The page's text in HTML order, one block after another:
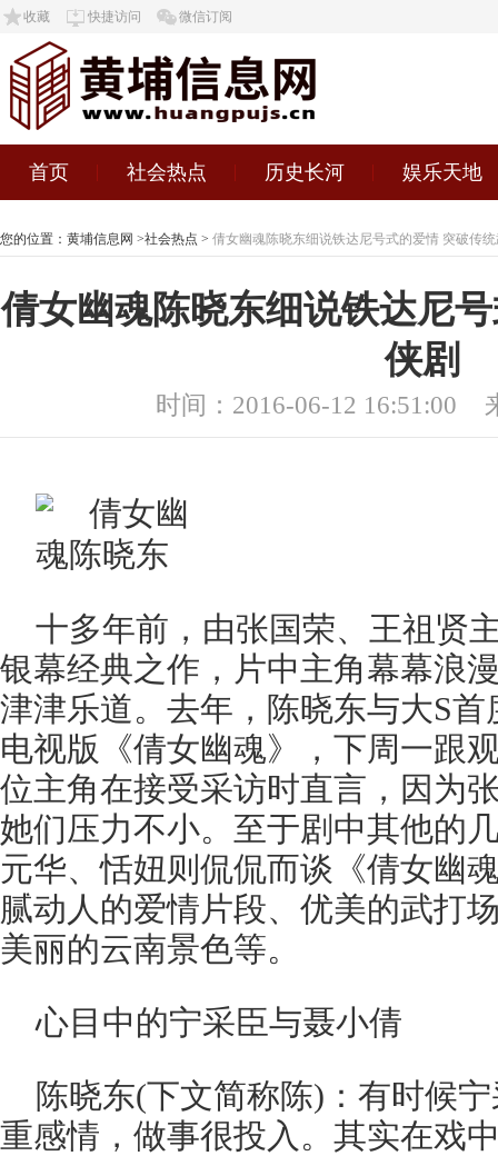
收藏 快捷访问 微信订阅
首页 社会热点 历史长河 娱乐天地
您的位置： 黄埔信息网 >社会热点 > 倩女幽魂陈晓东细说铁达尼号式的爱情 突破传
倩女幽魂陈晓东细说铁达尼
侠剧
时间：2016-06-12 16:51:00
十多年前，由张国荣、王祖贤
银幕经典之作，片中主角幕幕浪
津津乐道。去年，陈晓东与大S
电视版《倩女幽魂》，下周一跟
位主角在接受采访时直言，因为
她们压力不小。至于剧中其他的
元华、恬妞则侃侃而谈《倩女幽
腻动人的爱情片段、优美的武打
美丽的云南景色等。
心目中的宁采臣与聂小倩
陈晓东(下文简称陈)：有时候
重感情，做事很投入。其实在戏